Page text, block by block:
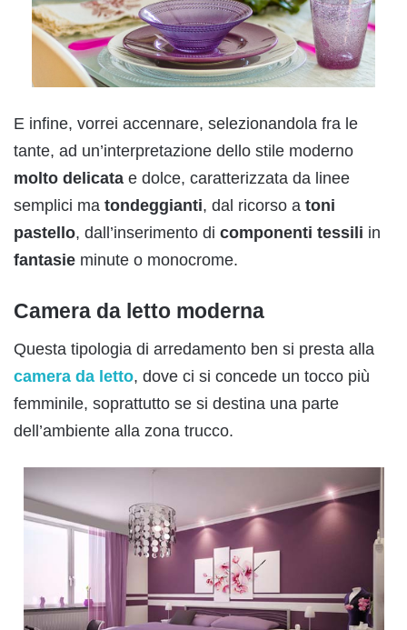
E infine, vorrei accennare, selezionandola fra le
tante, ad un’interpretazione dello stile moderno
molto delicata e dolce, caratterizzata da linee
semplici ma tondeggianti, dal ricorso a toni
pastello, dall’inserimento di componenti tessili in
fantasie minute o monocrome.
Camera da letto moderna
Questa tipologia di arredamento ben si presta alla
camera da letto, dove ci si concede un tocco più
femminile, soprattutto se si destina una parte
dell’ambiente alla zona trucco.